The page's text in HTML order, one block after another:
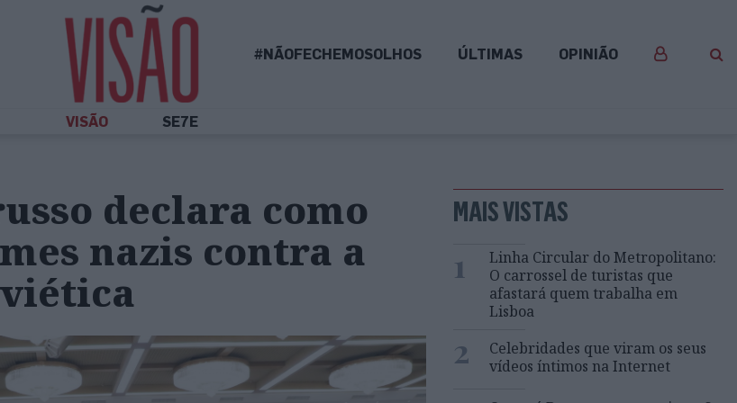
#NÃOFECHEMOSOLHOS ÚLTIMAS OPINIÃO
VISÃO SE7E
declara como
nazis contra a
MAIS VISTAS
1
Linha Circular do Metropolitano:
O carrossel de turistas que
afastará quem trabalha em
Lisboa
2
Celebridades que viram os seus
vídeos íntimos na Internet